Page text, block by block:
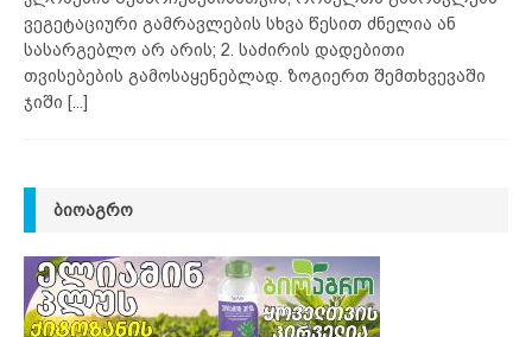
ვეგეტაციური გამრავლების სხვა წესით ძნელია ან
სასარგებლო არ არის; 2. საძირის დადებითი
თვისებების გამოსაყენებლად. ზოგიერთ შემთხვევაში
ჯიში [...]
ᲑᲘᲝᲐᲒᲠᲝ